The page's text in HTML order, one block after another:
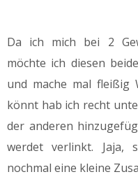
Da ich mich bei 2
möchte ich diesen
und mache mal fleißig
könnt hab ich recht
der anderen
werdet verlinkt. Jaja,
nochmal eine kleine